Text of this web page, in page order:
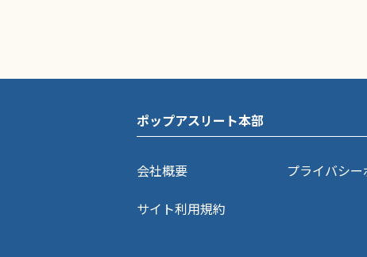
ポップアスリート本部
会社概要 プライバシー
サイト利用規約